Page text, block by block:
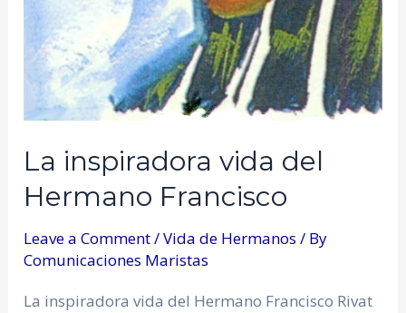
La inspiradora vida del
Hermano Francisco
Leave a Comment/Vida de Hermanos / By
Comunicaciones Maristas
La inspiradora vida del Hermano Francisco Rivat